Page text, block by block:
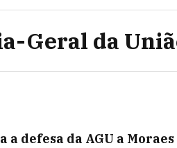
Geral da
a defesa da AGU a